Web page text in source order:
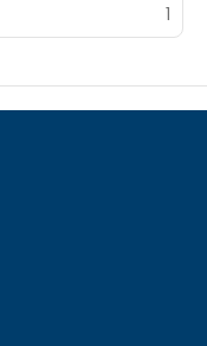
1